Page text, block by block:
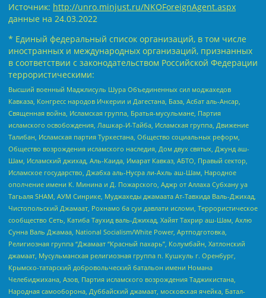
Источник: http://unro.minjust.ru/NKOForeignAgent.aspx
данные на 24.03.2022
* Единый федеральный список организаций, в том числе
иностранных и международных организаций, признанных
в соответствии с законодательством Российской Федерации
террористическими:
Высший военный Маджлисуль Шура Объединенных сил моджахедов
Кавказа, Конгресс народов Ичкерии и Дагестана, База, Асбат аль-Ансар,
Священная война, Исламская группа, Братья-мусульмане, Партия
исламского освобождения, Лашкар-И-Тайба, Исламская группа, Движение
Талибан, Исламская партия Туркестана, Общество социальных реформ,
Общество возрождения исламского наследия, Дом двух святых, Джунд аш-
Шам, Исламский джихад, Аль-Каида, Имарат Кавказ, АБТО, Правый сектор,
Исламское государство, Джабха аль-Нусра ли-Ахль аш-Шам, Народное
ополчение имени К. Минина и Д. Пожарского, Аджр от Аллаха Субхану уа
Тагьаля SHAM, АУМ Синрике, Муджахеды джамаата Ат-Тавхида Валь-Джихад,
Чистопольский Джамаат, Рохнамо ба суи давлати исломи, Террористическое
сообщество Сеть, Катиба Таухид валь-Джихад, Хайят Тахрир аш-Шам, Ахлю
Сунна Валь Джамаа, National Socialism/White Power, Артподготовка,
Религиозная группа “Джамаат “Красный пахарь”, Колумбайн, Хатлонский
джамаат, Мусульманская религиозная группа п. Кушкуль г. Оренбург,
Крымско-татарский добровольческий батальон имени Номана
Челебиджихана, Азов, Партия исламского возрождения Таджикистана,
Народная самооборона, Дуббайский джамаат, московская ячейка, Батал-